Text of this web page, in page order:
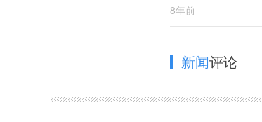
27日，德国萨克森
（Frauke Petry）
8年前
新闻评论